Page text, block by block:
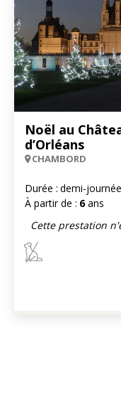
Noël au
d’Orléans
CHAMBORD
Durée : demi-journée
À partir de : 6 ans
Cette prestation